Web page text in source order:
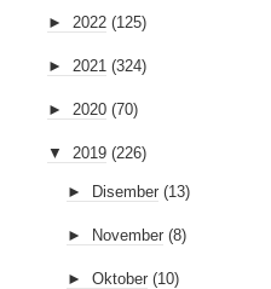
► 2022 (125)
► 2021 (324)
► 2020 (70)
▼ 2019 (226)
► Disember (13)
► November (8)
► Oktober (10)